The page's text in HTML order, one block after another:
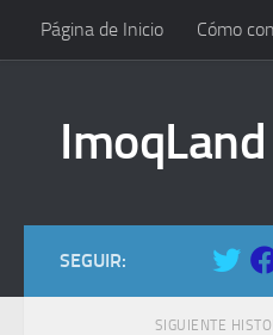
Saltar al contenido
Página de Inicio Cómo
SEGUIR:
SIGUIENTE